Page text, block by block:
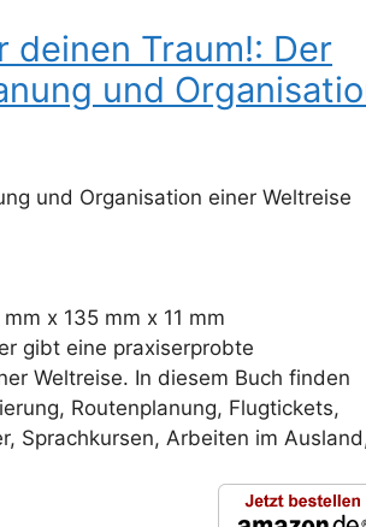
deinen Traum!: Der
und
und Organisation einer Weltreise
x 135 mm x 11 mm
gibt eine praxiserprobte
Weltreise. In diesem Buch finden
Routenplanung, Flugtickets,
Sprachkursen, Arbeiten im